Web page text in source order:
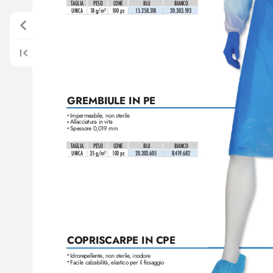
• Idrorepellente, non sterile, inodore
• Facile calzabilità, elastico per il fissaggio
COPRISCARPE IN CPE
• Impermeabile, non sterile
• Allacciatura in vita
• Spessore 0,019 mm
GREMBIULE IN PE
TAGLIA PESO CONF. BLU
BIANCO
UNICA
18 g/m² 100 pz 15.258.318 20.303.593
TAGLIA PESO CONF. BLU
BIANCO
UNICA
35 g/m² 100 pz 20.303.605 8.419.682